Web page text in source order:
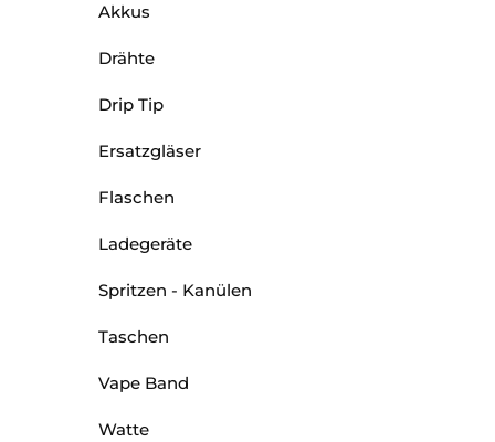
Akkus
Drähte
Drip Tip
Ersatzgläser
Flaschen
Ladegeräte
Spritzen - Kanülen
Taschen
Vape Band
Watte